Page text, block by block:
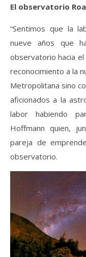
El observatorio
“Sentimos que la
nueve años que
observatorio hacia el
reconocimiento a la
Metropolitana sino
aficionados a la
labor habiendo
Hoffmann quien,
pareja de
observatorio.